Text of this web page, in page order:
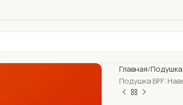
Главная
Подушка BFF: